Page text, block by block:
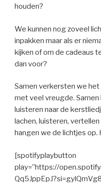
houden?
We kunnen nog zoveel
inpakken maar als er
kijken of om de cadeaus
dan voor?
Samen verkersten we het
met veel vreugde.
luisteren naar de
lachen, luisteren,
hangen we de lichtjes op.
[spotifyplaybutton
play=”https://